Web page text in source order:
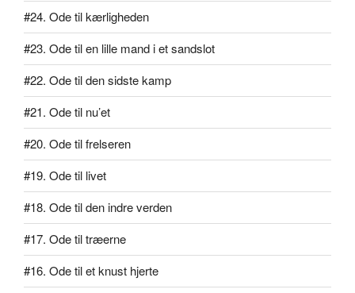
#24. Ode til kærligheden
#23. Ode til en lille mand i et sandslot
#22. Ode til den sidste kamp
#21. Ode til nu’et
#20. Ode til frelseren
#19. Ode til livet
#18. Ode til den indre verden
#17. Ode til træerne
#16. Ode til et knust hjerte